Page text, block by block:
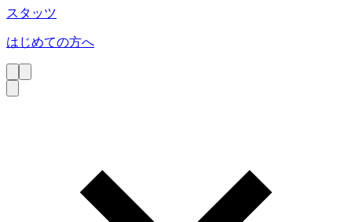
スタッツ
はじめての方へ